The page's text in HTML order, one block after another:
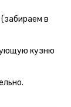
в
кузню